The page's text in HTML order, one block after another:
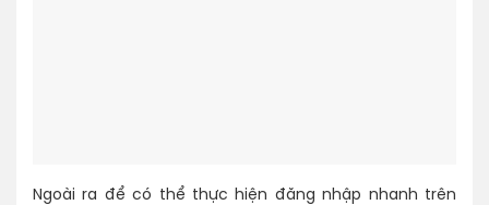
Ngoài ra để có thể thực hiện đăng nhập nhanh trên